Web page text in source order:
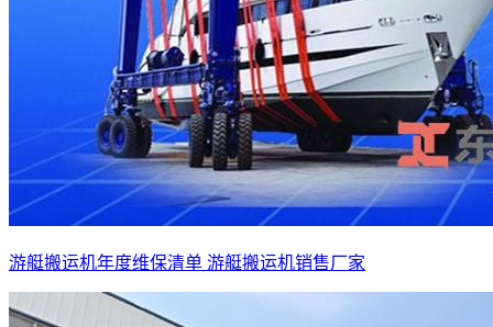
游艇搬运机年度维保清单 游艇搬运机销售厂家